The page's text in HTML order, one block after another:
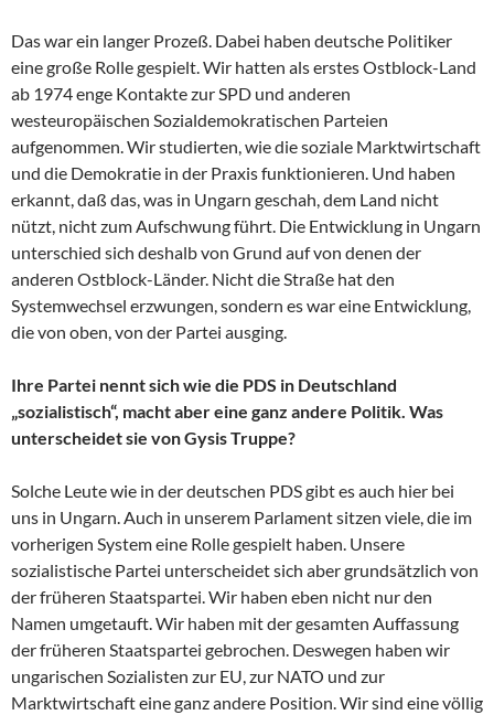
Das war ein langer Prozeß. Dabei haben deutsche Politiker
eine große Rolle gespielt. Wir hatten als erstes Ostblock-Land
ab 1974 enge Kontakte zur SPD und anderen
westeuropäischen Sozialdemokratischen Parteien
aufgenommen. Wir studierten, wie die soziale Marktwirtschaft
und die Demokratie in der Praxis funktionieren. Und haben
erkannt, daß das, was in Ungarn geschah, dem Land nicht
nützt, nicht zum Aufschwung führt. Die Entwicklung in Ungarn
unterschied sich deshalb von Grund auf von denen der
anderen Ostblock-Länder. Nicht die Straße hat den
Systemwechsel erzwungen, sondern es war eine Entwicklung,
die von oben, von der Partei ausging.
Ihre Partei nennt sich wie die PDS in Deutschland
„sozialistisch“, macht aber eine ganz andere Politik. Was
unterscheidet sie von Gysis Truppe?
Solche Leute wie in der deutschen PDS gibt es auch hier bei
uns in Ungarn. Auch in unserem Parlament sitzen viele, die im
vorherigen System eine Rolle gespielt haben. Unsere
sozialistische Partei unterscheidet sich aber grundsätzlich von
der früheren Staatspartei. Wir haben eben nicht nur den
Namen umgetauft. Wir haben mit der gesamten Auffassung
der früheren Staatspartei gebrochen. Deswegen haben wir
ungarischen Sozialisten zur EU, zur NATO und zur
Marktwirtschaft eine ganz andere Position. Wir sind eine völlig